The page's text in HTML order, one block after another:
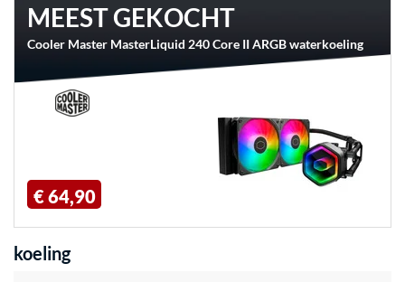
MEEST GEKOCHT
Cooler Master MasterLiquid 240 Core II ARGB waterkoeling
€ 64,90
koeling